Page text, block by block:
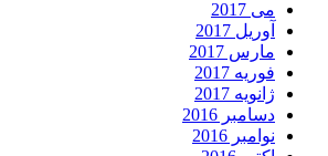
می 2017
آوریل 2017
مارس 2017
فوریه 2017
ژانویه 2017
دسامبر 2016
نوامبر 2016